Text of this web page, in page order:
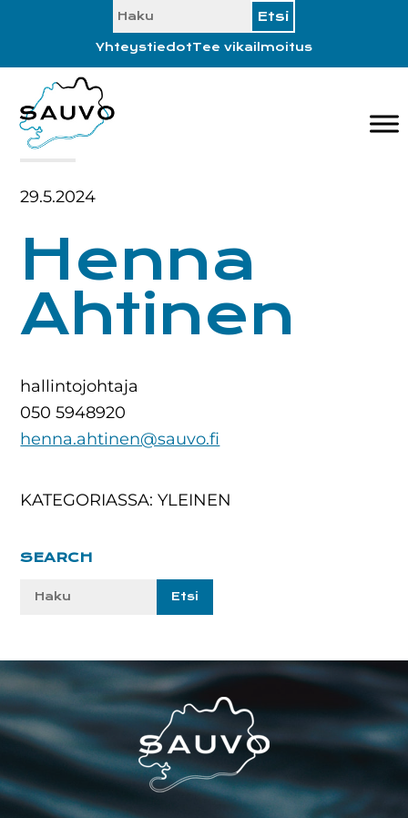
ensisijaiseen
valikkoon
pääsisältöön
ensisijaiseen
sivupalkkiin
alatunnisteeseen
SEARCH
YhteystiedotTee vikailmoitus
29.5.2024
Henna
Ahtinen
hallintojohtaja
050 5948920
henna.ahtinen@sauvo.fi
KATEGORIASSA: YLEINEN
Ensisijainen
SEARCH
Etsi
Footer